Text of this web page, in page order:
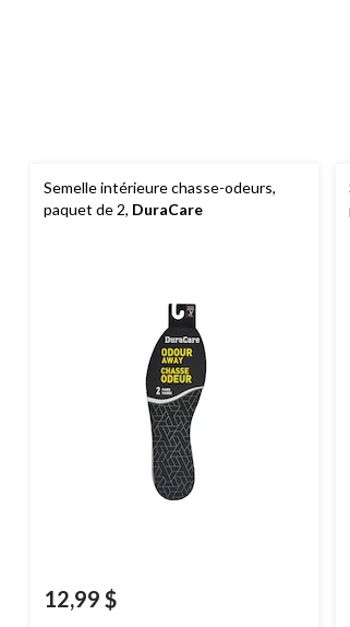
Semelle intérieure chasse-odeurs,
paquet de 2, DuraCare
12,99 $